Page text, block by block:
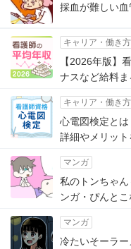
採血が難しい
キャリア・働き方
【2026年版】
ナスなど給料ま
キャリア・働き方
心電図検定と
詳細やメリット
マンガ
私のトンちゃ
ンガ・ぴんとこ
マンガ
冷たいそーラ